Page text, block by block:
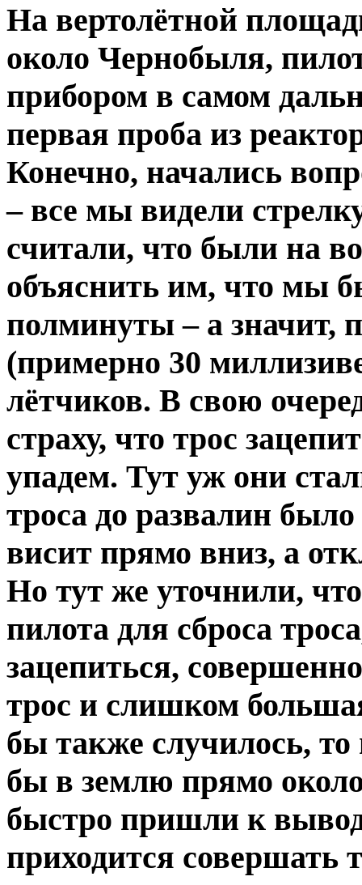
На вертолётной
около Чернобыля,
прибором в самом
первая проба из
Конечно, начались
– все мы видели
считали, что были на
объяснить им, что мы
полминуты – а значит,
(примерно 30
лётчиков. В свою
страху, что трос
упадем. Тут уж они
троса до развалин
висит прямо вниз, а
Но тут же уточнили,
пилота для сброса
зацепиться,
трос и слишком
бы также случилось,
бы в землю прямо
быстро пришли к
приходится совершать